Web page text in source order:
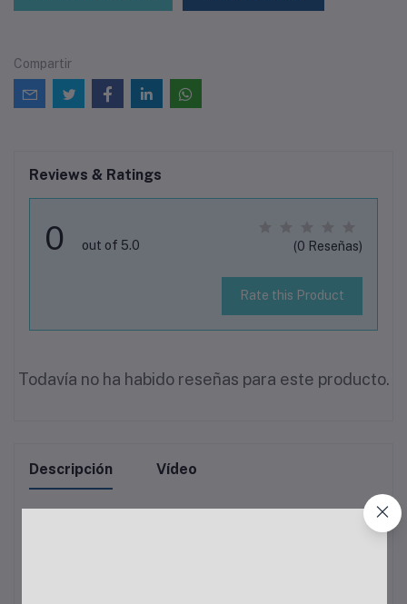
Compartir
Reviews & Ratings
0 out of 5.0 (0 Reseñas)
Rate this Product
Todavía no ha habido reseñas para este producto.
Descripción Vídeo